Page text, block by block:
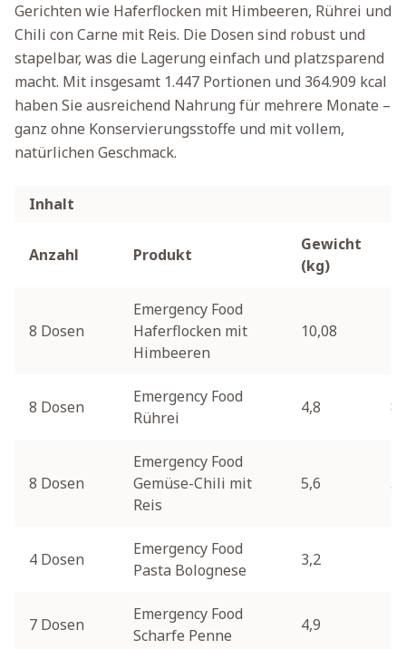
Gerichten wie Haferflocken mit Himbeeren, Rührei und
Chili con Carne mit Reis. Die Dosen sind robust und
stapelbar, was die Lagerung einfach und platzsparend
macht. Mit insgesamt 1.447 Portionen und 364.909 kcal
haben Sie ausreichend Nahrung für mehrere Monate –
ganz ohne Konservierungsstoffe und mit vollem,
natürlichen Geschmack.
Inhalt
Anzahl Produkt
Gewicht
(kg)
8 Dosen
Emergency Food
Haferflocken mit
Himbeeren
10,08
8 Dosen
Emergency Food
Rührei
4,8 80
8 Dosen
Emergency Food
Gemüse-Chili mit
Reis
5,6 56
4 Dosen
Emergency Food
Pasta Bolognese
3,2
7 Dosen
Emergency Food
Scharfe Penne
4,9